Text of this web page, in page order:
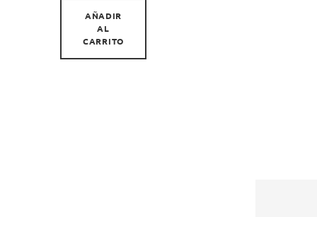
AÑADIR
AL
CARRITO